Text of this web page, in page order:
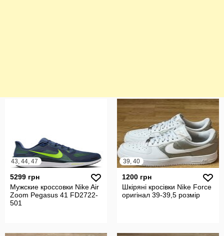
43, 44, 47
5299 грн
Мужские кроссовки Nike Air
Zoom Pegasus 41 FD2722-
501
39, 40
1200 грн
Шкіряні кросівки Nike Force
оригінал 39-39,5 розмір